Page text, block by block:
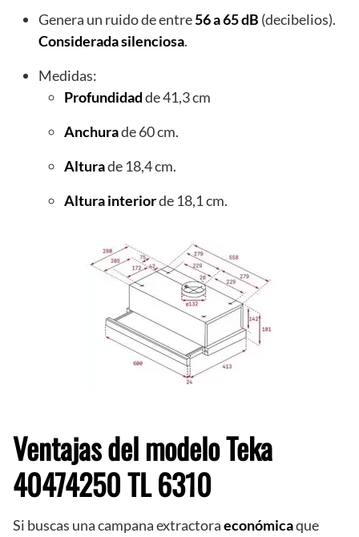
Genera un ruido de entre56 a 65 dB (decibelios).
Considerada silenciosa.
Medidas:
Profundidadde 41,3 cm
Anchurade 60 cm.
Alturade 18,4 cm.
Alturainteriorde 18,1 cm.
Ventajas del modelo Teka
40474250 TL 6310
Si buscas una campana extractoraeconómicaque